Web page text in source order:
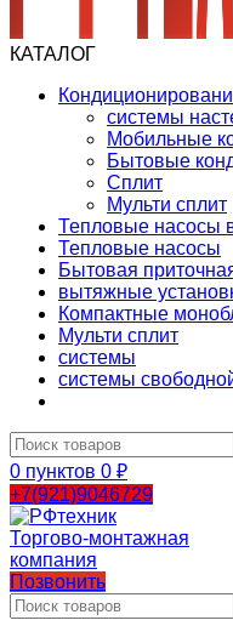
КАТАЛОГ
системы
Мобильные
Бытовые
Сплит
Мульти сплит
Тепловые насосы
Тепловые насосы
Бытовая
вытяжные
Компактные
Мульти сплит
системы
системы
0 пунктов 0 ₽
+7(921)9046729
Позвонить